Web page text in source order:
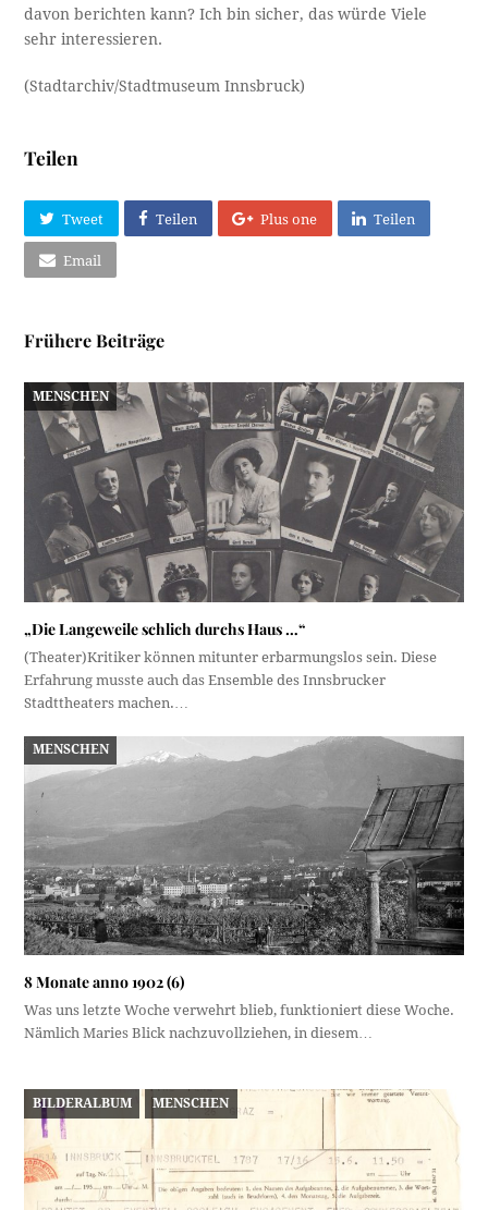
davon berichten kann? Ich bin sicher, das würde Viele
sehr interessieren.
(Stadtarchiv/Stadtmuseum Innsbruck)
Teilen
Tweet Teilen Plus one Teilen
Email
Frühere Beiträge
MENSCHEN
„Die Langeweile schlich durchs Haus …“
(Theater)Kritiker können mitunter erbarmungslos sein. Diese
Erfahrung musste auch das Ensemble des Innsbrucker
Stadttheaters machen.…
MENSCHEN
8 Monate anno 1902 (6)
Was uns letzte Woche verwehrt blieb, funktioniert diese Woche.
Nämlich Maries Blick nachzuvollziehen, in diesem…
BILDERALBUM MENSCHEN